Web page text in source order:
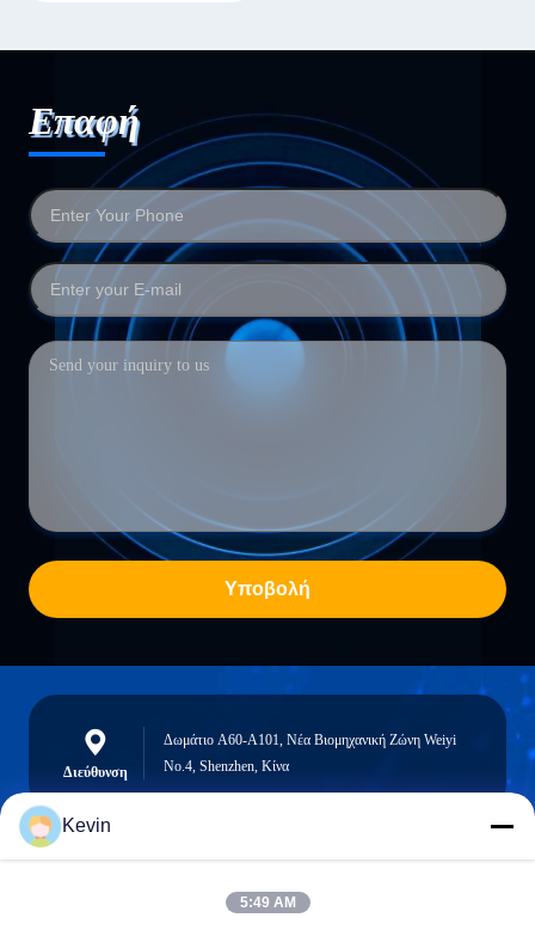
Επαφή
Υποβολή
Διεύθυνση
Δωμάτιο A60-A101, Νέα Βιομηχανική Ζώνη Weiyi
No.4, Shenzhen, Κίνα
info@seethrulcd.com
Kevin
5:49 AM